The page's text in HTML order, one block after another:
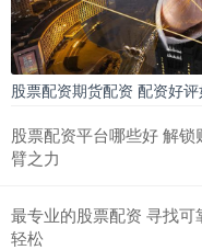
股票配资期货配资 配资好
股票配资平台哪些好 解
臂之力
最专业的股票配资 寻找
轻松